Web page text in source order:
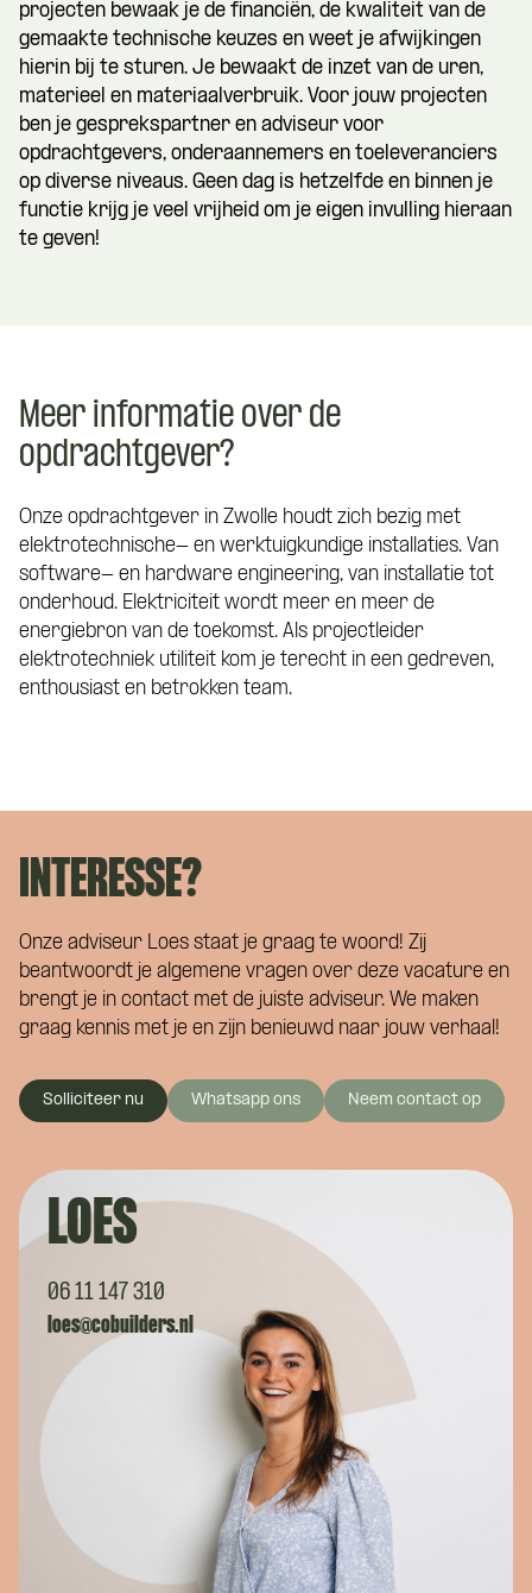
projecten bewaak je de financiën, de kwaliteit van de
gemaakte technische keuzes en weet je afwijkingen
hierin bij te sturen. Je bewaakt de inzet van de uren,
materieel en materiaalverbruik. Voor jouw projecten
ben je gesprekspartner en adviseur voor
opdrachtgevers, onderaannemers en toeleveranciers
op diverse niveaus. Geen dag is hetzelfde en binnen je
functie krijg je veel vrijheid om je eigen invulling hieraan
te geven!
Meer informatie over de
opdrachtgever?
Onze opdrachtgever in Zwolle houdt zich bezig met
elektrotechnische- en werktuigkundige installaties. Van
software- en hardware engineering, van installatie tot
onderhoud. Elektriciteit wordt meer en meer de
energiebron van de toekomst. Als projectleider
elektrotechniek utiliteit kom je terecht in een gedreven,
enthousiast en betrokken team.
INTERESSE?
Onze adviseur Loes staat je graag te woord! Zij
beantwoordt je algemene vragen over deze vacature en
brengt je in contact met de juiste adviseur. We maken
graag kennis met je en zijn benieuwd naar jouw verhaal!
Solliciteer nu Whatsapp ons Neem contact op
LOES
06 11 147 310
loes@cobuilders.nl